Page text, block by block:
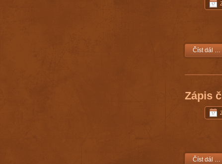
Číst dál …
Zápis
Číst dál …